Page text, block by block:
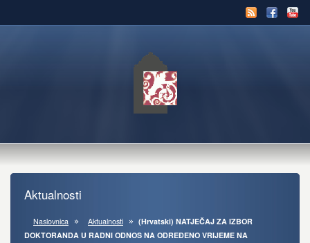
Aktualnosti
Naslovnica Aktualnosti
(Hrvatski) NATJEČAJ ZA IZBOR
DOKTORANDA U RADNI ODNOS NA ODREĐENO VRIJEME NA